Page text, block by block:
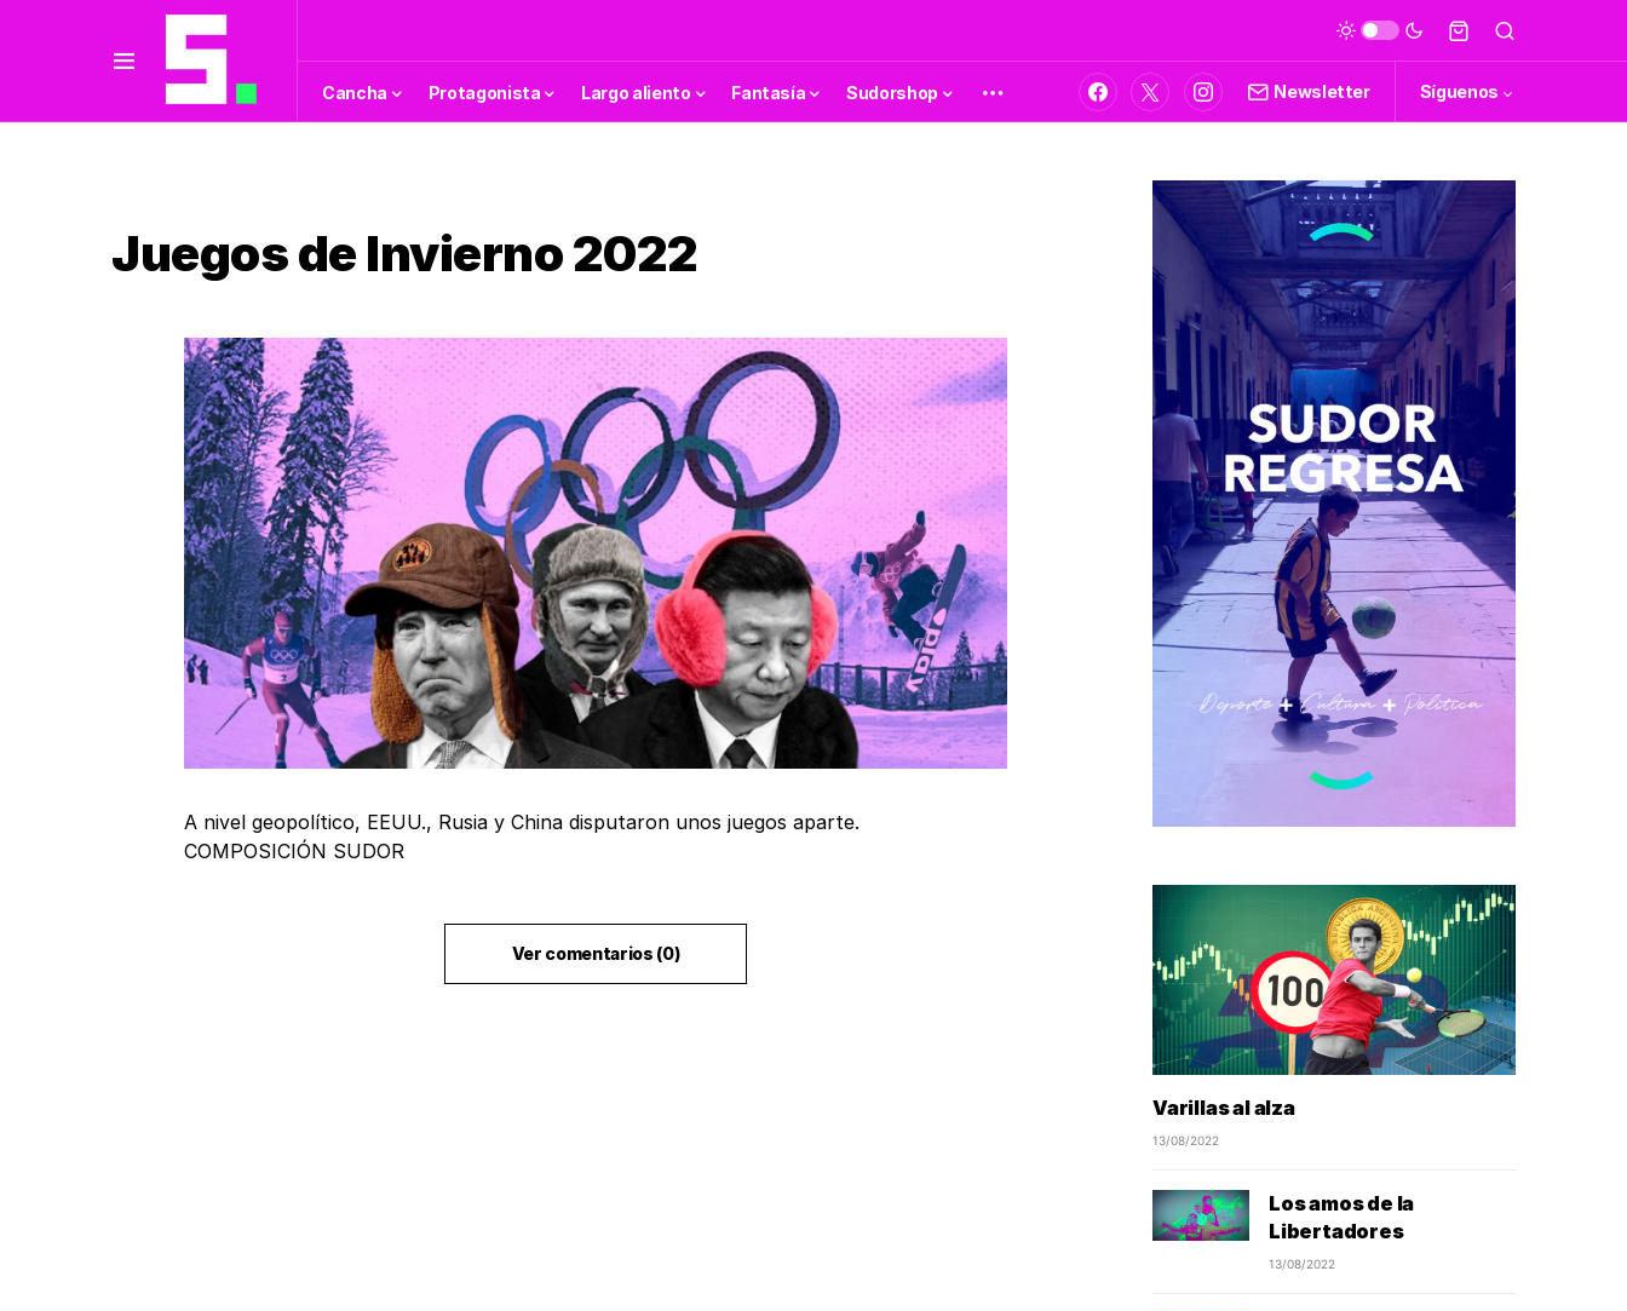
Cancha Protagonista Largo aliento Fantasía Sudorshop Newsletter Síguenos
Juegos de Invierno 2022
A nivel geopolítico, EEUU., Rusia y China disputaron unos juegos aparte.
COMPOSICIÓN SUDOR
Ver comentarios (0)
Varillas al alza
13/08/2022
Los amos de la
Libertadores
13/08/2022